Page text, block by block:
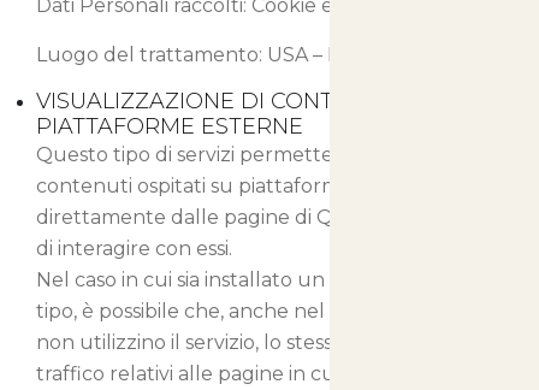
Dati Personali raccolti: Cookie e Dati di Utilizzo.
Luogo del trattamento: USA – Privacy Policy
VISUALIZZAZIONE DI CONTENUTI DA
PIATTAFORME ESTERNE
Questo tipo di servizi permette di visualizzare
contenuti ospitati su piattaforme esterne
direttamente dalle pagine di Questo Sito Web e
di interagire con essi.
Nel caso in cui sia installato un servizio di questo
tipo, è possibile che, anche nel caso gli Utenti
non utilizzino il servizio, lo stesso raccolga dati di
traffico relativi alle pagine in cui è installato.